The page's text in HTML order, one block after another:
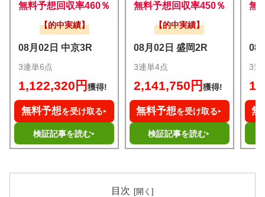
無料予想回収率460％
【的中実績】
08月02日 中京3R
3連単6点
1,122,320円獲得!
無料予想を受け取る
検証記事を読む
無料予想回収率450％
【的中実績】
08月02日 盛岡2R
3連単4点
2,141,750円 獲得!
無料予想を受け取る
検証記事を読む
無
08
3連
無
目次